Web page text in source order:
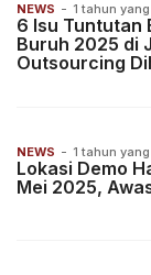
NEWS - 1 tahun
6 Isu Tuntutan
Buruh 2025 di
Outsourcing
NEWS - 1 tahun
Lokasi Demo
Mei 2025,